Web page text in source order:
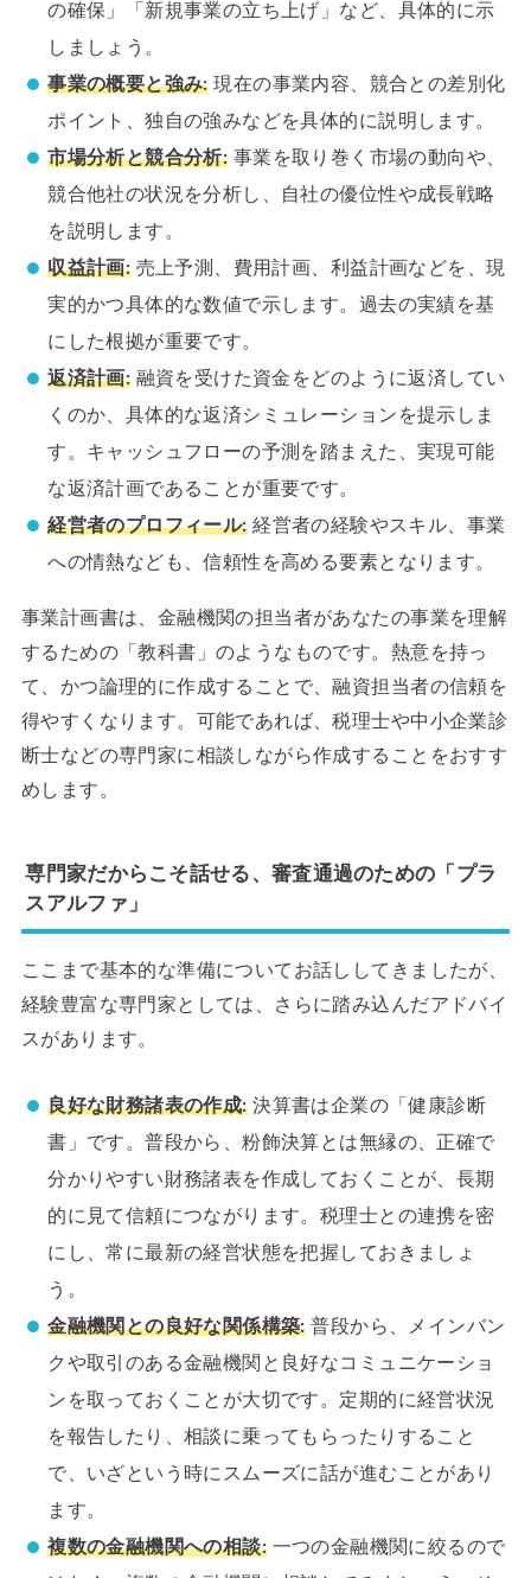
の確保」「新規事業の立ち上げ」など、具体的に示
しましょう。
事業の概要と強み:現在の事業内容、競合との差別化
ポイント、独自の強みなどを具体的に説明します。
市場分析と競合分析: 事業を取り巻く市場の動向や、
競合他社の状況を分析し、自社の優位性や成長戦略
を説明します。
収益計画: 売上予測、費用計画、利益計画などを、現
実的かつ具体的な数値で示します。過去の実績を基
にした根拠が重要です。
返済計画: 融資を受けた資金をどのように返済してい
くのか、具体的な返済シミュレーションを提示しま
す。キャッシュフローの予測を踏まえた、実現可能
な返済計画であることが重要です。
経営者のプロフィール:経営者の経験やスキル、事業
への情熱なども、信頼性を高める要素となります。
事業計画書は、金融機関の担当者があなたの事業を理解
するための「教科書」のようなものです。熱意を持っ
て、かつ論理的に作成することで、融資担当者の信頼を
得やすくなります。可能であれば、税理士や中小企業診
断士などの専門家に相談しながら作成することをおすす
めします。
専門家だからこそ話せる、審査通過のための「プラ
スアルファ」
ここまで基本的な準備についてお話ししてきましたが、
経験豊富な専門家としては、さらに踏み込んだアドバイ
スがあります。
良好な財務諸表の作成:決算書は企業の「健康診断
書」です。普段から、粉飾決算とは無縁の、正確で
分かりやすい財務諸表を作成しておくことが、長期
的に見て信頼につながります。税理士との連携を密
にし、常に最新の経営状態を把握しておきましょ
う。
金融機関との良好な関係構築:普段から、メインバン
クや取引のある金融機関と良好なコミュニケーショ
ンを取っておくことが大切です。定期的に経営状況
を報告したり、相談に乗ってもらったりすること
で、いざという時にスムーズに話が進むことがあり
ます。
複数の金融機関への相談: 一つの金融機関に絞るので